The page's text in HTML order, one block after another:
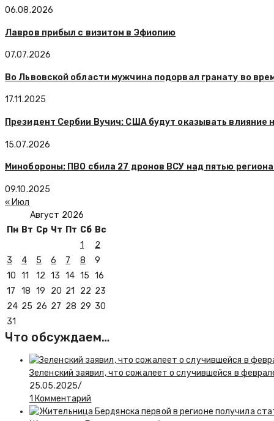
06.08.2026
Лавров прибыл с визитом в Эфиопию
07.07.2026
Во Львовской области мужчина подорвал гранату во
17.11.2025
Президент Сербии Вучич: США будут оказывать влияние
15.07.2026
Минобороны: ПВО сбила 27 дронов ВСУ над пятью
09.10.2025
« Июл
Август 2026
Пн Вт Ср Чт Пт Сб Вс
1
2
3
4 5 6 7 8
9
10 11 12 13 14 15 16
17
18 19 20 21 22 23
24 25 26 27 28 29 30
31
Что обсуждаем…
Зеленский заявил, что сожалеет о случившейся в
25.05.2025/
1 Комментарий